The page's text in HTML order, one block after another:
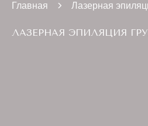
Главная Лазерная
ЛАЗЕРНАЯ ЭПИЛЯЦИЯ